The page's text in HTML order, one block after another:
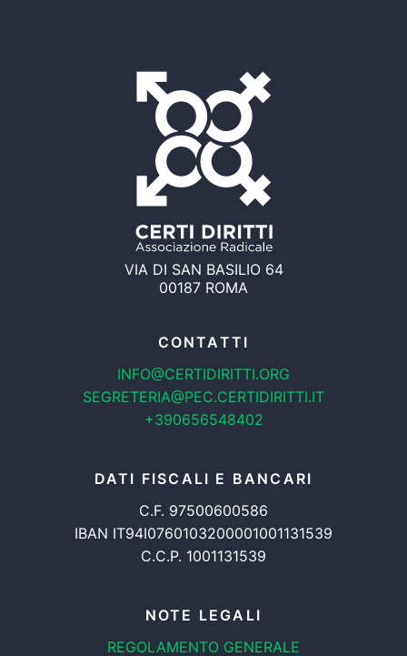
VIA DI SAN BASILIO 64
00187 ROMA
CONTATTI
INFO@CERTIDIRITTI.ORG
SEGRETERIA@PEC.CERTIDIRITTI.IT
+390656548402
DATI FISCALI E BANCARI
C.F. 97500600586
IBAN IT94I0760103200001001131539
C.C.P. 1001131539
NOTE LEGALI
REGOLAMENTO GENERALE